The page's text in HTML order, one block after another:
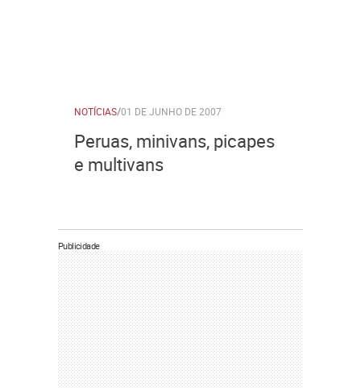
NOTÍCIAS/01 DE JUNHO DE 2007
Peruas, minivans, picapes
e multivans
Publicidade